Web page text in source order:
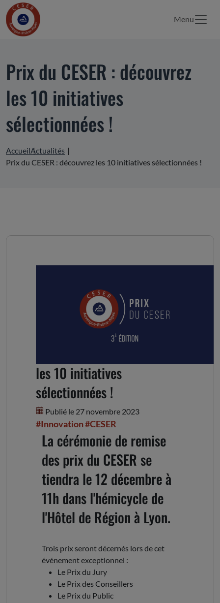
Menu
Prix du CESER : découvrez
les 10 initiatives
sélectionnées !
AccueilActualités
Prix du CESER : découvrez les 10 initiatives sélectionnées !
les 10 initiatives
sélectionnées !
Publié le 27 novembre 2023
#Innovation#CESER
La cérémonie de remise
des prix du CESER se
tiendra le 12 décembre à
11h dans l'hémicycle de
l'Hôtel de Région à Lyon.
Trois prix seront décernés lors de cet
événement exceptionnel :
Le Prix du Jury
Le Prix des Conseillers
Le Prix du Public